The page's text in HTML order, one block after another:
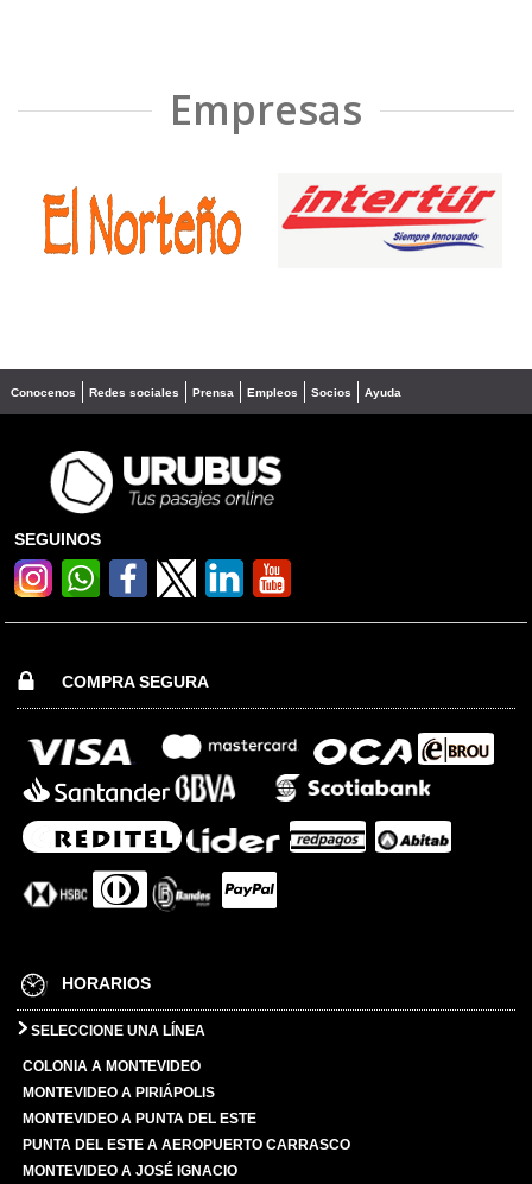
Empresas
❮ ❯
Conocenos Redes sociales Prensa Empleos Socios Ayuda
SEGUINOS
COMPRA SEGURA
HORARIOS
SELECCIONE UNA LÍNEA
COLONIA A MONTEVIDEO
MONTEVIDEO A PIRIÁPOLIS
MONTEVIDEO A PUNTA DEL ESTE
PUNTA DEL ESTE A AEROPUERTO CARRASCO
MONTEVIDEO A JOSÉ IGNACIO